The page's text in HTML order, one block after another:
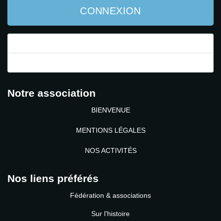
CONNEXION
Notre association
BIENVENUE
MENTIONS LÉGALES
NOS ACTIVITÉS
Nos liens préférés
Fédération & associations
Sur l'histoire